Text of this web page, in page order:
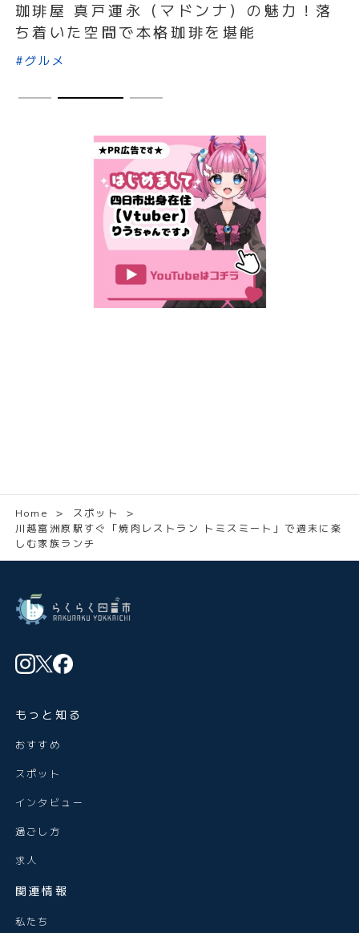
【四日市】焼肉大剛の店舗情報と人気メニ
ュー！本店・曽井店それぞれ紹介
#グルメ
Home ＞ スポット
＞
川越富洲原駅すぐ「焼肉レストラン トミスミート」で週末に楽
しむ家族ランチ
もっと知る
おすすめ
スポット
インタビュー
過ごし方
求人
関連情報
私たち